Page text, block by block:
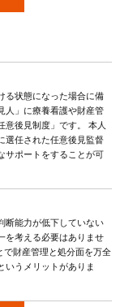
る状態になった場合に備
人」に療養看護や財産管
意後見制度」です。 本人
選任された任意後見監督
サポートをすることが可
断能力が低下していない
を考える必要はありませ
で財産管理と処分面を万全
いうメリットがありま